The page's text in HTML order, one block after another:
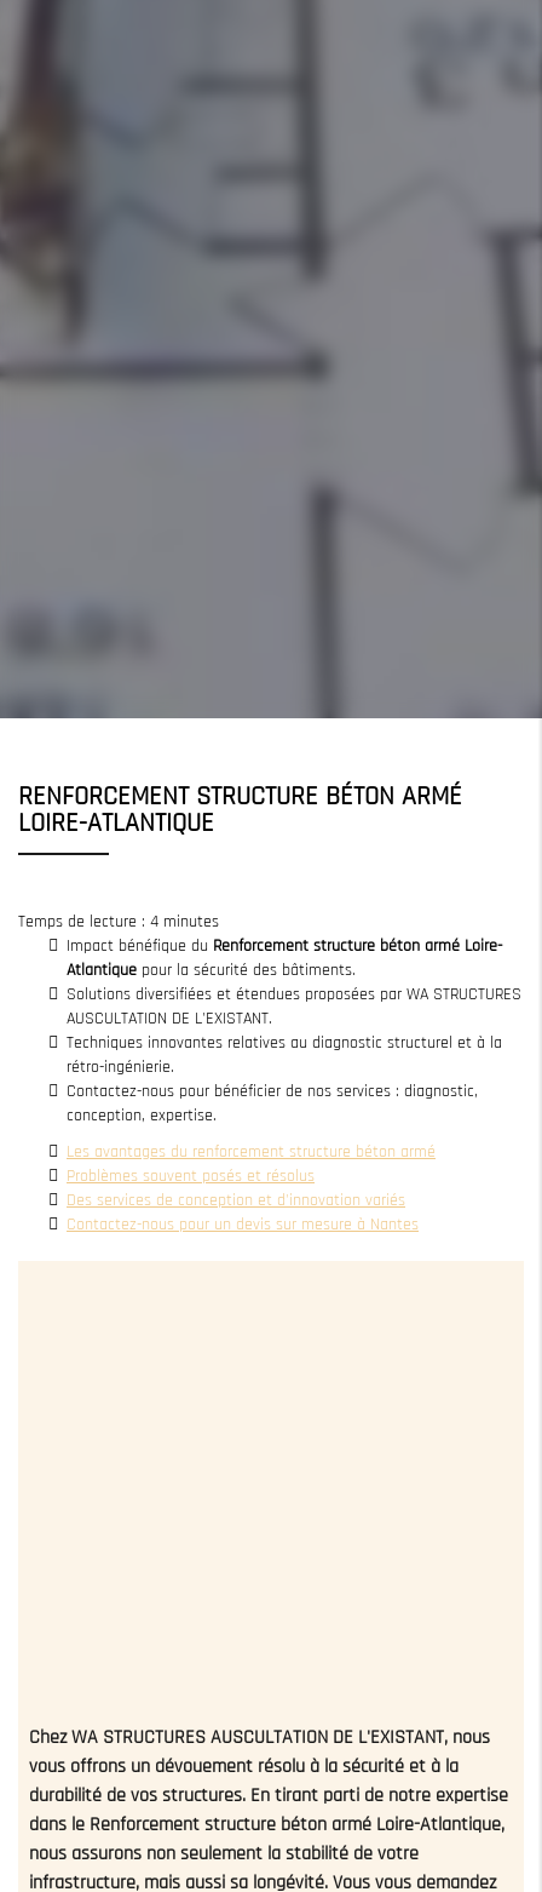
RENFORCEMENT STRUCTURE BÉTON ARMÉ
LOIRE-ATLANTIQUE
Temps de lecture : 4 minutes
Impact bénéfique du Renforcement structure béton armé Loire-
Atlantique pour la sécurité des bâtiments.
Solutions diversifiées et étendues proposées par WA STRUCTURES
AUSCULTATION DE L'EXISTANT.
Techniques innovantes relatives au diagnostic structurel et à la
rétro-ingénierie.
Contactez-nous pour bénéficier de nos services : diagnostic,
conception, expertise.
Les avantages du renforcement structure béton armé
Problèmes souvent posés et résolus
Des services de conception et d'innovation variés
Contactez-nous pour un devis sur mesure à Nantes
Chez WA STRUCTURES AUSCULTATION DE L'EXISTANT, nous
vous offrons un dévouement résolu à la sécurité et à la
durabilité de vos structures. En tirant parti de notre expertise
dans le Renforcement structure béton armé Loire-Atlantique,
nous assurons non seulement la stabilité de votre
infrastructure, mais aussi sa longévité. Vous vous demandez